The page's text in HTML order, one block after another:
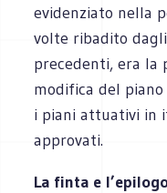
evidenziato nella
volte ribadito
precedenti, era la
modifica del
i piani attuativi in
approvati.
La finta e